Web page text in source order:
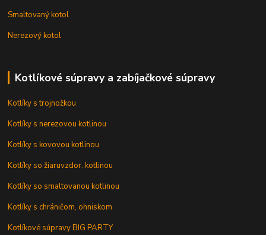
Smaltovaný kotol
Nerezový kotol
Kotlíkové súpravy a zabíjačkové súpravy
Kotlíky s trojnožkou
Kotlíky s nerezovou kotlinou
Kotlíky s kovovou kotlinou
Kotlíky so žiaruvzdor. kotlinou
Kotlíky so smaltovanou kotlinou
Kotlíky s chráničom, ohniskom
Kotlíkové súpravy BIG PARTY